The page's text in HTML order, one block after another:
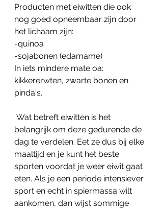
Producten met eiwitten die ook
nog goed opneembaar zijn door
het lichaam zijn:
-quinoa
-sojabonen (edamame)
In iets mindere mate oa:
kikkererwten, zwarte bonen en
pinda's.
belangrijk om deze gedurende de
dag te verdelen. Eet ze dus bij elke
maaltijd en je kunt het beste
sporten voordat je weer eiwit gaat
eten. Als je een periode intensiever
sport en echt in spiermassa wilt
aankomen, dan wijst sommige